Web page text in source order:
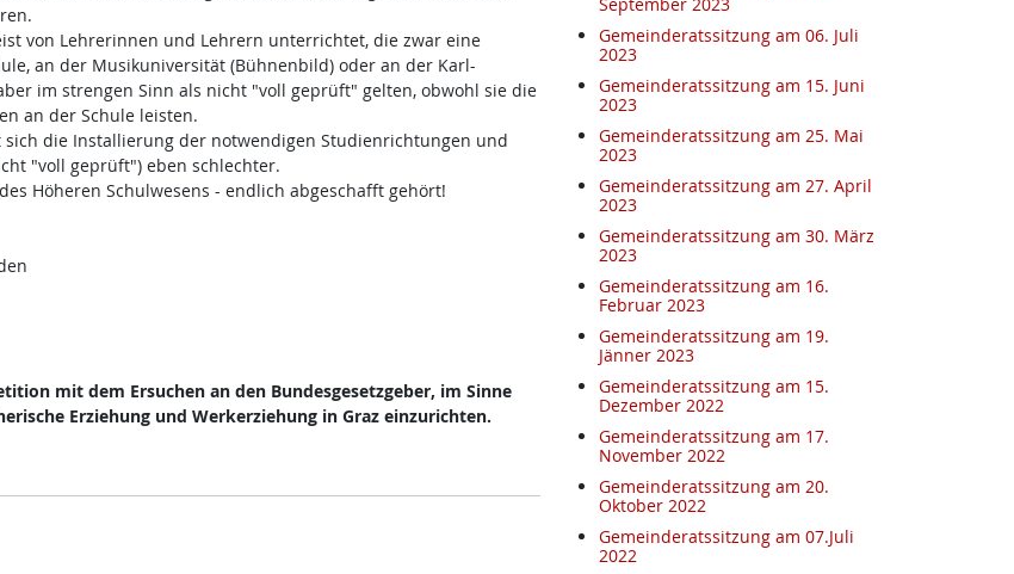
von Lehrerinnen und Lehrern unterrichtet, die zwar eine
an der Musikuniversität (Bühnenbild) oder an der Karl-
im strengen Sinn als nicht "voll geprüft" gelten, obwohl sie die
an der Schule leisten.
die Installierung der notwendigen Studienrichtungen und
"voll geprüft") eben schlechter.
Höheren Schulwesens - endlich abgeschafft gehört!
mit dem Ersuchen an den Bundesgesetzgeber, im Sinne
Erziehung und Werkerziehung in Graz einzurichten.
Gemeinderatssitzung am 06. Juli
2023
Gemeinderatssitzung am 15. Juni
2023
Gemeinderatssitzung am 25. Mai
2023
Gemeinderatssitzung am 27. April
2023
Gemeinderatssitzung am 30. März
2023
Gemeinderatssitzung am 16.
Februar 2023
Gemeinderatssitzung am 19.
Jänner 2023
Gemeinderatssitzung am 15.
Dezember 2022
Gemeinderatssitzung am 17.
November 2022
Gemeinderatssitzung am 20.
Oktober 2022
Gemeinderatssitzung am 07.Juli
2022